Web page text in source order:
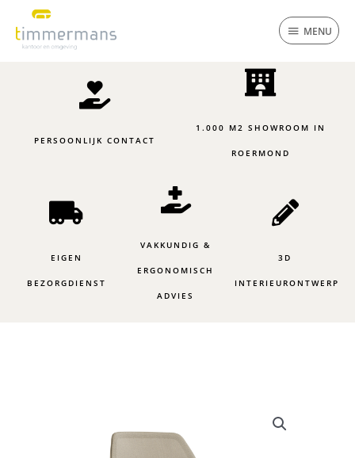
inhoud
MENU
PERSOONLIJK CONTACT
1.000 M2 SHOWROOM IN
ROERMOND
EIGEN
BEZORGDIENST
VAKKUNDIG &
ERGONOMISCH
ADVIES
3D
INTERIEURONTWERP